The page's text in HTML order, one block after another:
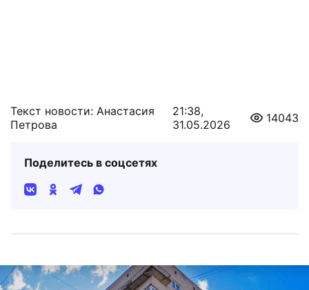
Текст новости: Анастасия
Петрова
21:38,
31.05.2026
14043
Поделитесь в соцсетях